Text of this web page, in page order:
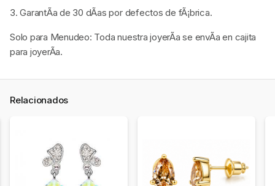
3. GarantÃ­a de 30 dÃ­as por defectos de fÃ¡brica.
Solo para Menudeo: Toda nuestra joyerÃ­a se envÃ­a en cajita
para joyerÃ­a.
Relacionados